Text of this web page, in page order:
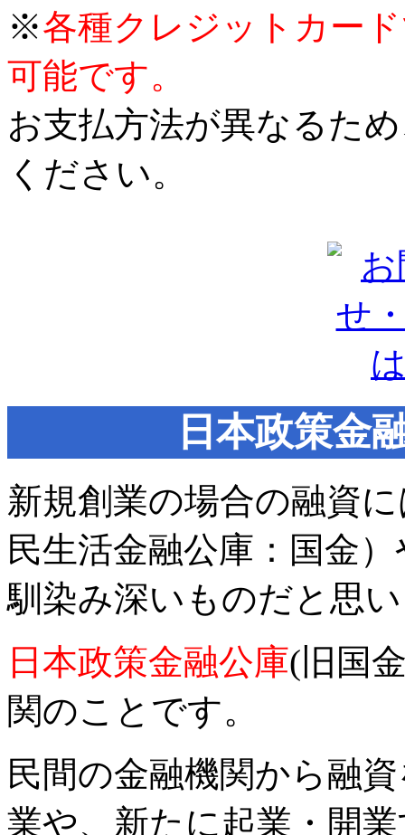
※各種クレジットカー
可能です。
お支払方法が異なるた
ください。
日本政策金
新規創業の場合の融資
民生活金融公庫：国金）
馴染み深いものだと思
日本政策金融公庫(旧国
関のことです。
民間の金融機関から融
業や、新たに起業・開